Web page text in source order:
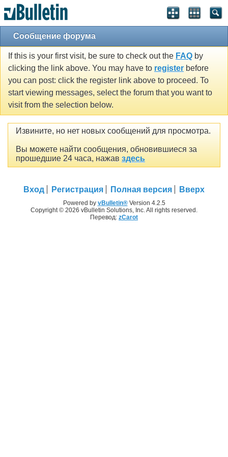
Сообщение форума
If this is your first visit, be sure to check out the FAQ by
clicking the link above. You may have to register before
you can post: click the register link above to proceed. To
start viewing messages, select the forum that you want to
visit from the selection below.
Извините, но нет новых сообщений для просмотра.
Вы можете найти сообщения, обновившиеся за
прошедшие 24 часа, нажав здесь
Вход Регистрация Полная версия Вверх
Powered by vBulletin®Version 4.2.5
Copyright © 2026 vBulletin Solutions, Inc. All rights reserved.
Перевод: zCarot